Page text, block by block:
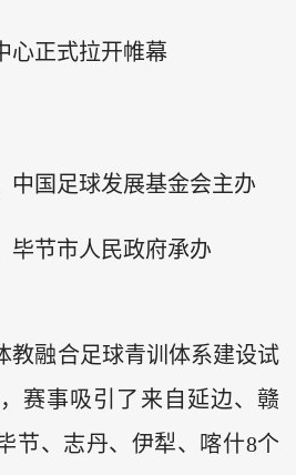
心正式拉开帷幕
中国足球发展基金会主办
毕节市人民政府承办
教融合足球青训体系建设试
赛事吸引了来自延边、赣
节、志丹、伊犁、喀什8个